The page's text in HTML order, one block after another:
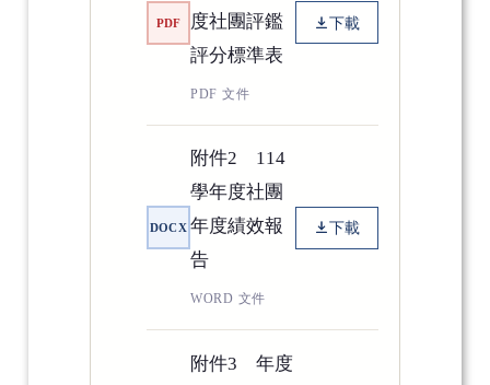
PDF
度社團評鑑
評分標準表
PDF 文件
下載
DOCX
附件2 114
學年度社團
年度績效報
告
WORD 文件
下載
附件3 年度